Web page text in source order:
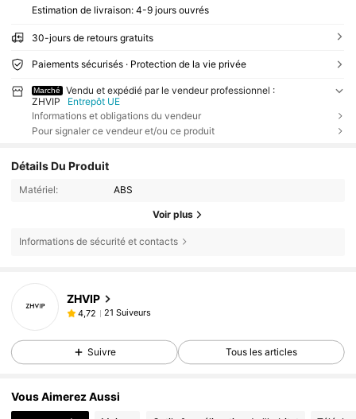
Estimation de livraison: 4-9 jours ouvrés
30-jours de retours gratuits
Paiements sécurisés · Protection de la vie privée
Marché
Vendu et expédié par le vendeur professionnel :
ZHVIP
Entrepôt UE
Informations et obligations du vendeur
Pour signaler ce vendeur et/ou ce produit
Détails Du Produit
Matériel: ABS
Voir plus
Informations de sécurité et contacts
ZHVIP
4,72 21 Suiveurs
Suivre Tous les articles
Vous Aimerez Aussi